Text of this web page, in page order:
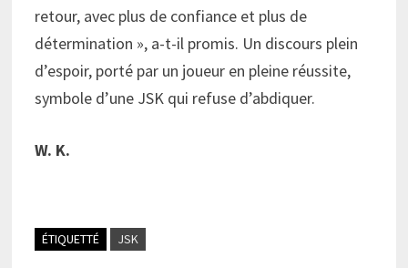
retour, avec plus de confiance et plus de
détermination », a-t-il promis. Un discours plein
d’espoir, porté par un joueur en pleine réussite,
symbole d’une JSK qui refuse d’abdiquer.
W. K.
ÉTIQUETTÉ JSK